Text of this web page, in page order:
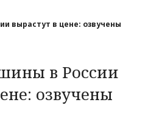
вырастут в цене: озвучены
в России
озвучены